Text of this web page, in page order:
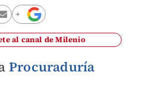
al canal de Milenio
Procuraduría